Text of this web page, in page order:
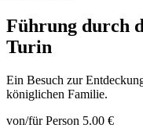
Führung durch
Turin
Ein Besuch zur
königlichen Familie.
von/für Person 5.00 €